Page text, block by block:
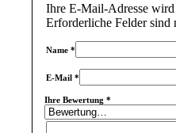
Ihre E-Mail-Adresse
Erforderliche Felder sind
Name*
E-Mail*
Ihre Bewertung*